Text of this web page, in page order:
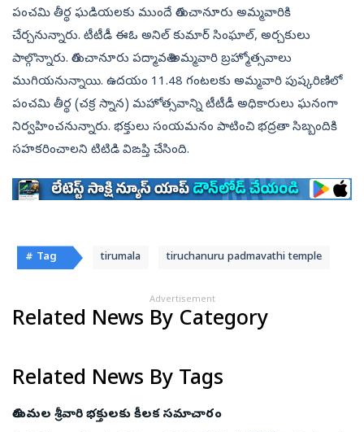
పంచమి తీర్థ ఘడియలకు ముందే తిరుచానూరు అమ్మవారికి
చేర్చనున్నారు. టీటీడీ ఈఓ అనిల్ కుమార్ సింఘాల్, అర్చకులు
పాల్గొన్నారు. తిరుచానూరు పద్మావతి అమ్మవారి బ్రహ్మోత్సవాలు
ముగియనున్నాయి. ఉదయం 11.48 గంటలకు అమ్మవారి పుష్కరిణిలో
పంచమి తీర్థ (చక్ర స్నాన) మహోత్సవాన్ని టీటీడీ అధికారులు ఘనంగా
నిర్వహించనున్నారు. భక్తులు సంయమనం పాటించి భద్రతా సిబ్బందికి
సహకరించాలని టిటిడి విఙప్తి చేసింది.
# Tag tirumala tiruchanuru padmavathi temple
Advertisement
Related News By Category
Related News By Tags
తిరుమ‌ల శ్రీవారి భ‌క్తుల‌కు కీల‌క స‌మాచారం